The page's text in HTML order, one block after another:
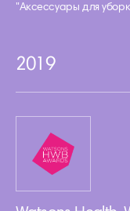
"Аксессуары для
2019